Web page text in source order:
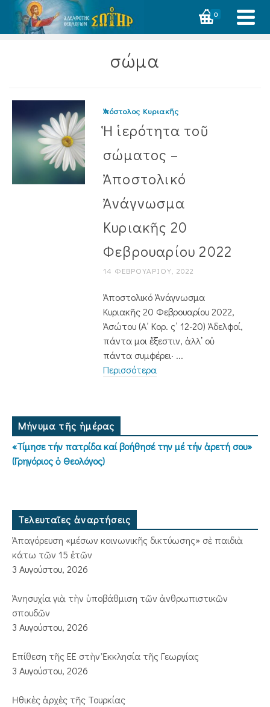
0
σώμα
Ἀπόστολος Κυριακῆς
Ἡ ἱερότητα τοῦ
σώματος –
Ἀποστολικό
Ἀνάγνωσμα
Κυριακῆς 20
Φεβρουαρίου 2022
14 ΦΕΒΡΟΥΑΡΊΟΥ, 2022
Ἀποστολικό Ἀνάγνωσμα
Κυριακῆς 20 Φεβρουαρίου 2022,
Ἀσώτου (Α΄ Κορ. ς΄ 12-20) Ἀδελφοί,
πάντα μοι ἔξεστιν, ἀλλ᾿ οὐ
πάντα συμφέρει· ...
Περισσότερα
Μήνυμα τῆς ἡμέρας
«Τίμησε τήν πατρίδα καί βοήθησέ την μέ τήν ἀρετή σου»
(Γρηγόριος ὁ Θεολόγος)
Τελευταῖες ἀναρτήσεις
Ἀπαγόρευση «μέσων κοινωνικῆς δικτύωσης» σὲ παιδιὰ
κάτω τῶν 15 ἐτῶν
3 Αυγούστου, 2026
Ἀνησυχία γιὰ τὴν ὑποβάθμιση τῶν ἀνθρωπιστικῶν
σπουδῶν
3 Αυγούστου, 2026
Ἐπίθεση τῆς ΕΕ στὴν Ἐκκλησία τῆς Γεωργίας
3 Αυγούστου, 2026
Ἠθικὲς ἀρχὲς τῆς Τουρκίας